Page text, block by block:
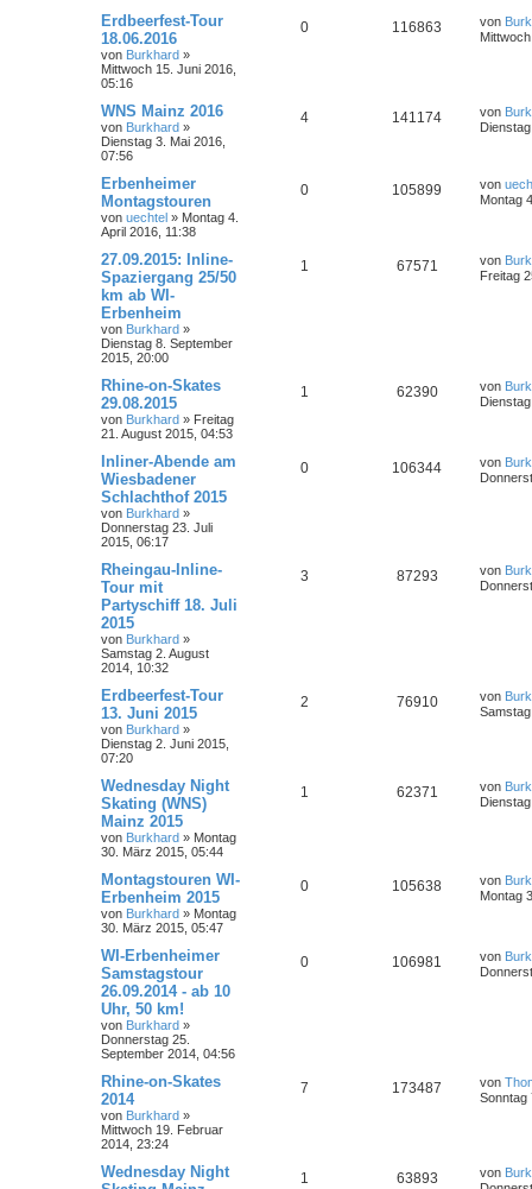
Erdbeerfest-Tour
18.06.2016
von Burkhard »
Mittwoch 15. Juni 2016,
05:16
0 116863 von
WNS Mainz 2016
von Burkhard »
Dienstag 3. Mai 2016,
07:56
4 141174 von
Erbenheimer
Montagstouren
von uechtel » Montag 4.
April 2016, 11:38
0 105899 von
Montag
27.09.2015: Inline-
Spaziergang 25/50
km ab WI-
Erbenheim
von Burkhard »
Dienstag 8. September
2015, 20:00
1 67571 von
Freitag
Rhine-on-Skates
29.08.2015
von Burkhard » Freitag
21. August 2015, 04:53
1 62390 von
Inliner-Abende am
Wiesbadener
Schlachthof 2015
von Burkhard »
Donnerstag 23. Juli
2015, 06:17
0 106344 von
Rheingau-Inline-
Tour mit
Partyschiff 18. Juli
2015
von Burkhard »
Samstag 2. August
2014, 10:32
3 87293 von
Erdbeerfest-Tour
13. Juni 2015
von Burkhard »
Dienstag 2. Juni 2015,
07:20
2 76910 von
Wednesday Night
Skating (WNS)
Mainz 2015
von Burkhard » Montag
30. März 2015, 05:44
1 62371 von
Montagstouren WI-
Erbenheim 2015
von Burkhard » Montag
30. März 2015, 05:47
0 105638 von
Montag
WI-Erbenheimer
Samstagstour
26.09.2014 - ab 10
Uhr, 50 km!
von Burkhard »
Donnerstag 25.
September 2014, 04:56
0 106981 von
Rhine-on-Skates
2014
von Burkhard »
Mittwoch 19. Februar
2014, 23:24
7 173487 von
Sonntag
Wednesday Night
1 63893 von